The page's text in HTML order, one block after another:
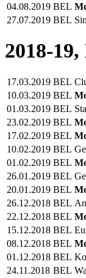
04.08.2019 BEL
27.07.2019 BEL
2018-
17.03.2019 BEL
10.03.2019 BEL
01.03.2019 BEL
23.02.2019 BEL
17.02.2019 BEL
10.02.2019 BEL
01.02.2019 BEL
26.01.2019 BEL
20.01.2019 BEL
26.12.2018 BEL
22.12.2018 BEL
15.12.2018 BEL
08.12.2018 BEL
01.12.2018 BEL
24.11.2018 BEL